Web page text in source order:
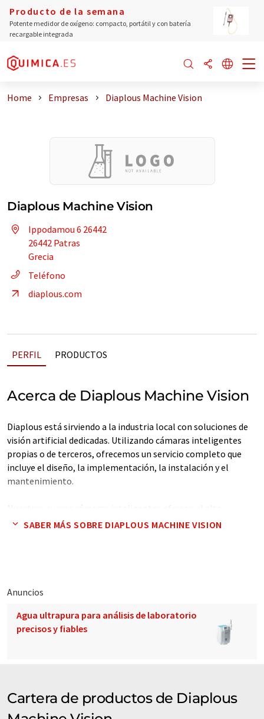
Producto de la semana
Potente medidor de oxígeno: compacto, portátil y con batería
recargable integrada
Home Empresas Diaplous Machine Vision
Diaplous Machine Vision
Ippodamou 6 26442
26442 Patras
Grecia
Teléfono
diaplous.com
PERFIL PRODUCTOS
Acerca de Diaplous Machine Vision
Diaplous está sirviendo a la industria local con soluciones de
visión artificial dedicadas. Utilizando cámaras inteligentes
propias o de terceros, ofrecemos un servicio completo que
incluye el diseño, la implementación, la instalación y el
mantenimiento.
rendimiento de un sistema de visión de última generación en
SABER MÁS SOBRE DIAPLOUS MACHINE VISION
Anuncios
Agua ultrapura para análisis de laboratorio
precisos y fiables
Cartera de productos de Diaplous